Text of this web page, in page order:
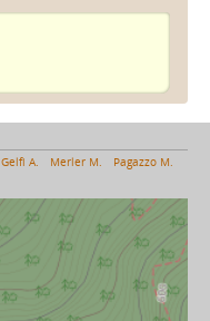
Gelfi A. Merler M.
Pagazzo M.